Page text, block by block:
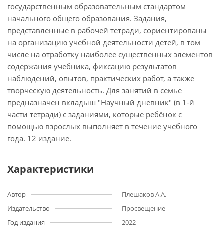
государственным образовательным стандартом
начального общего образования. Задания,
представленные в рабочей тетради, сориентированы
на организацию учебной деятельности детей, в том
числе на отработку наиболее существенных элементов
содержания учебника, фиксацию результатов
наблюдений, опытов, практических работ, а также
творческую деятельность. Для занятий в семье
предназначен вкладыш "Научный дневник" (в 1-й
части тетради) с заданиями, которые ребёнок с
помощью взрослых выполняет в течение учебного
года. 12 издание.
Характеристики
Автор
Плешаков А.А.
Издательство
Просвещение
Год издания
2022